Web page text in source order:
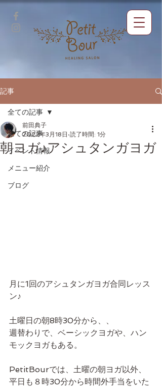
記事
全ての記事
イベント情報
メニュー紹介
ブログ
全ての記事
朝ヨガ♪アシュタンガヨガ
前田典子
2022年3月18日 読了時間: 1分
月に1回のアシュタンガヨガ合同レッス
ン♪
土曜日の朝8時30分から、、
週替わりで、ベーシックヨガや、ハン
モックヨガもある。
PetitBourでは、土曜の朝ヨガ以外、
平日も８時30分から時間外手当をいた